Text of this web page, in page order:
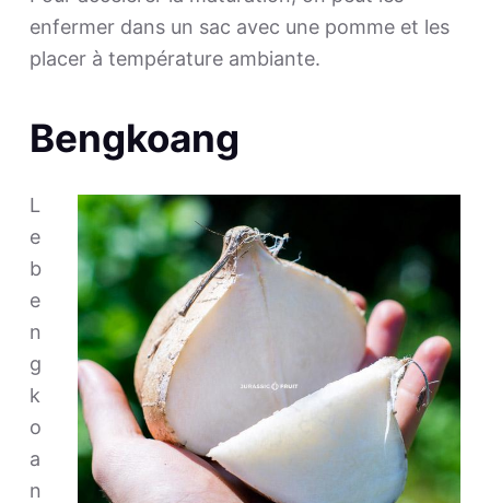
enfermer dans un sac avec une pomme et les
placer à température ambiante.
Bengkoang
L
e
b
e
n
g
k
o
a
n